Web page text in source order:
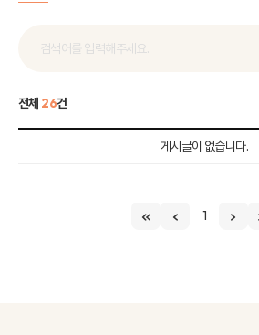
전체 26건
게시글이 없습니다.
1